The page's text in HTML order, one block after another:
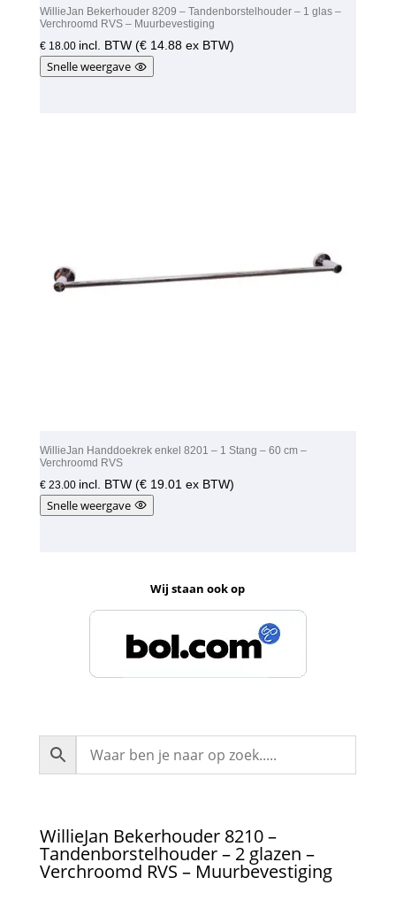
WillieJan Bekerhouder 8209 – Tandenborstelhouder – 1 glas –
Verchroomd RVS – Muurbevestiging
€18.00 incl. BTW (€14.88ex BTW)
Snelle weergave
WillieJan Handdoekrek enkel 8201 – 1 Stang – 60 cm –
Verchroomd RVS
€23.00 incl. BTW (€19.01 ex BTW)
Snelle weergave
Wij staan ook op
WillieJan Bekerhouder 8210 –
Tandenborstelhouder – 2 glazen –
Verchroomd RVS – Muurbevestiging